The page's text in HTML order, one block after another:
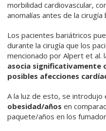
morbilidad cardiovascular,
anomalías antes de la cirugía
Los pacientes bariátricos
durante la cirugía que los
mencionado por Alpert et al.
asocia significativamente
posibles afecciones
A la luz de esto, se
obesidad/años en
paquete/años en los